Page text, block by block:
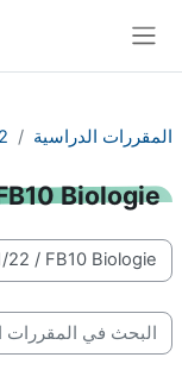
المقررات الدراسية
Biologie
تصنيفات المقررات
البحث في المقررات